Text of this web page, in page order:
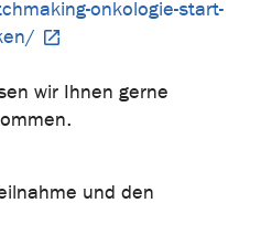
onkologie-start-
wir Ihnen gerne
und den